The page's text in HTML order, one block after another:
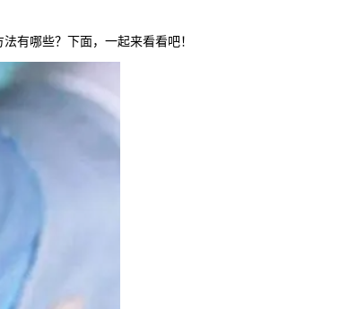
有哪些？下面，一起来看看吧！